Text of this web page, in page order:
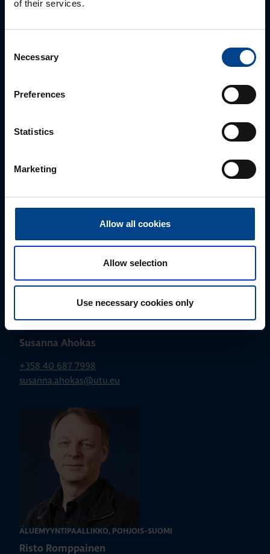
of their services.
Selection
Necessary
Preferences
Statistics
Marketing
Allow all cookies
Allow selection
Use necessary cookies only
Jussi Pernaa
jussi.pernaa@utu.eu
Susanna Ahokas
+358 40 687 7998
susanna.ahokas@utu.eu
ALUEMYYNTIPÄÄLLIKKÖ, POHJOIS-SUOMI
Risto Romppainen